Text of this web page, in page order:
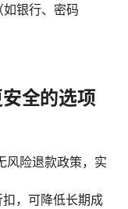
银行、密码
全的选项
风险退款政策，实
，可降低长期成